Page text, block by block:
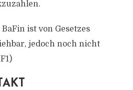
ist von Gesetzes
jedoch noch nicht